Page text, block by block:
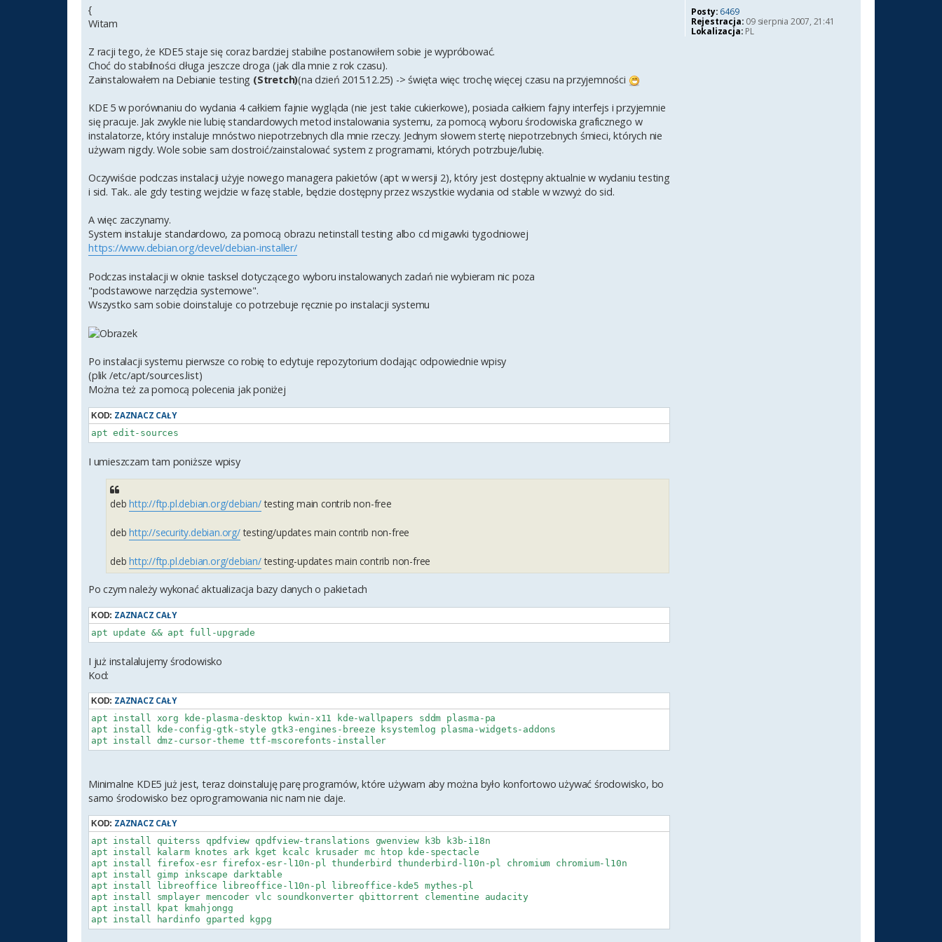
Posty: 6469
Rejestracja: 09 sierpnia 2007, 21:41
Lokalizacja: PL
{
Witam
Z racji tego, że KDE5 staje się coraz bardziej stabilne postanowiłem sobie je wypróbować.
Choć do stabilności długa jeszcze droga (jak dla mnie z rok czasu).
Zainstalowałem na Debianie testing (Stretch)(na dzień 2015.12.25) -> święta więc trochę więcej czasu na przyjemności
KDE 5 w porównaniu do wydania 4 całkiem fajnie wygląda (nie jest takie cukierkowe), posiada całkiem fajny interfejs i przyjemnie
się pracuje. Jak zwykle nie lubię standardowych metod instalowania systemu, za pomocą wyboru środowiska graficznego w
instalatorze, który instaluje mnóstwo niepotrzebnych dla mnie rzeczy. Jednym słowem stertę niepotrzebnych śmieci, których nie
używam nigdy. Wole sobie sam dostroić/zainstalować system z programami, których potrzbuje/lubię.
Oczywiście podczas instalacji użyje nowego managera pakietów (apt w wersji 2), który jest dostępny aktualnie w wydaniu testing
i sid. Tak.. ale gdy testing wejdzie w fazę stable, będzie dostępny przez wszystkie wydania od stable w wzwyż do sid.
A więc zaczynamy.
System instaluje standardowo, za pomocą obrazu netinstall testing albo cd migawki tygodniowej
https://www.debian.org/devel/debian-installer/
Podczas instalacji w oknie tasksel dotyczącego wyboru instalowanych zadań nie wybieram nic poza
"podstawowe narzędzia systemowe".
Wszystko sam sobie doinstaluje co potrzebuje ręcznie po instalacji systemu
Po instalacji systemu pierwsze co robię to edytuje repozytorium dodając odpowiednie wpisy
(plik /etc/apt/sources.list)
Można też za pomocą polecenia jak poniżej
KOD: ZAZNACZ CAŁY
I umieszczam tam poniższe wpisy
debhttp://ftp.pl.debian.org/debian/testing main contrib non-free
debhttp://security.debian.org/testing/updates main contrib non-free
debhttp://ftp.pl.debian.org/debian/testing-updates main contrib non-free
Po czym należy wykonać aktualizacja bazy danych o pakietach
KOD: ZAZNACZ CAŁY
I już instalalujemy środowisko
Kod:
KOD: ZAZNACZ CAŁY
apt install xorg kde-plasma-desktop kwin-x11 kde-wallpapers sddm plasma-pa
apt install kde-config-gtk-style gtk3-engines-breeze ksystemlog plasma-widgets-addons
Minimalne KDE5 już jest, teraz doinstaluję parę programów, które używam aby można było konfortowo używać środowisko, bo
samo środowisko bez oprogramowania nic nam nie daje.
KOD: ZAZNACZ CAŁY
apt install quiterss qpdfview qpdfview-translations gwenview k3b k3b-i18n
apt install kalarm knotes ark kget kcalc krusader mc htop kde-spectacle
apt install firefox-esr firefox-esr-l10n-pl thunderbird thunderbird-l10n-pl chromium chromium-l10n
apt install gimp inkscape darktable
apt install libreoffice libreoffice-l10n-pl libreoffice-kde5 mythes-pl
apt install smplayer mencoder vlc soundkonverter qbittorrent clementine audacity
apt install kpat kmahjongg